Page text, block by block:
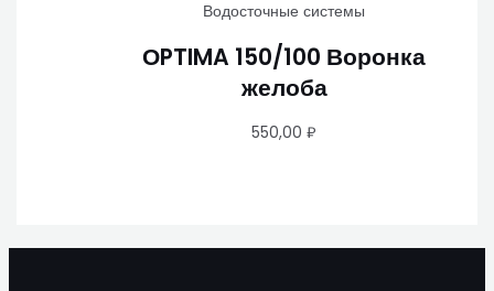
Водосточные системы
ОPTIMA 150/100 Воронка
желоба
550,00₽